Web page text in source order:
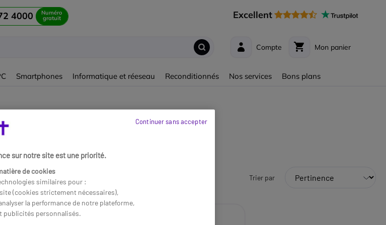
4000 Numéro
gratuit Excellent
Compte Mon panier
Smartphones Informatique et réeseau Reconditionnés Nos services Bons plans
Europe
Trier par
sur notre site est une priorité.
de cookies
similaires pour :
(cookies strictement nécessaires),
la performance de notre plateforme,
publicités personnalisés.
Continuer sans accepter